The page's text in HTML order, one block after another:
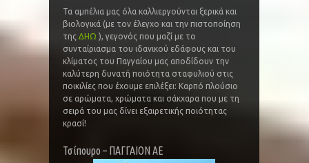
Τα αμπέλια μας όλα καλλιεργούνται ξερικά και
βιολογικά (με τον έλεγχο και την πιστοποίηση
της ΔΗΩ ), γεγονός που μαζί με το
συνταίριασμα του ιδανικού εδάφους και του
κλίματος του Παγγαίου μας αποδίδουν την
καλύτερη δυνατή ποιότητα σταφυλιού στις
ποικιλίες που έχουμε επιλέξει: Καρπό πλούσιο
σε αρώματα, χρώματα και σάκχαρα που με τη
σειρά του μας δίνει εξαιρετικής ποιότητας
κρασί!
Τσίπουρο – ΠΑΓΓΑΙΟΝ ΑΕ